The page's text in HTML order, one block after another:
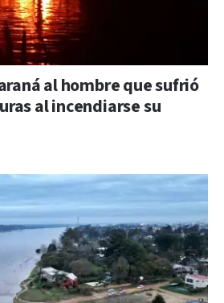
al hombre que sufrió
al incendiarse su